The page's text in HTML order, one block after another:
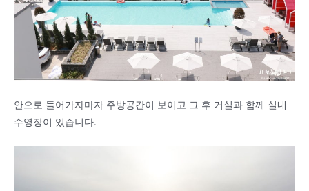
안으로 들어가자마자 주방공간이 보이고 그 후 거실과 함께 실내
수영장이 있습니다.